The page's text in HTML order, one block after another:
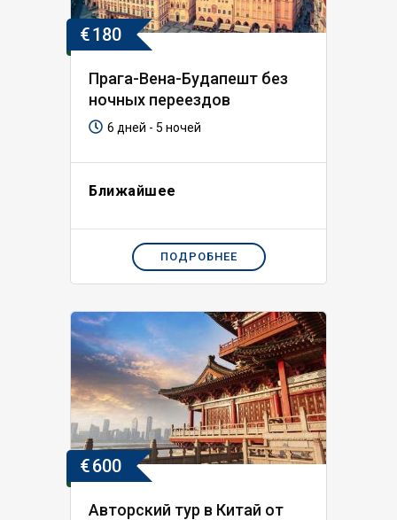
€180
Прага-Вена-Будапешт без
ночных переездов
6 дней - 5 ночей
Ближайшее
ПОДРОБНЕЕ
€600
Авторский тур в Китай от